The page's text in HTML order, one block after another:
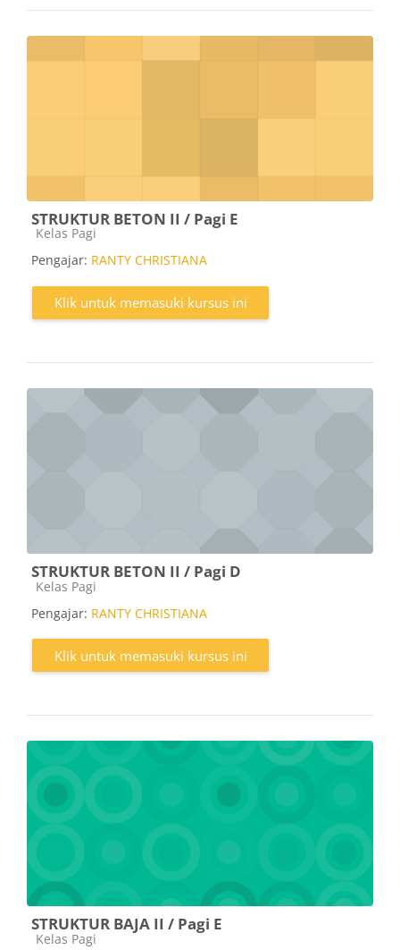
STRUKTUR BETON II / Pagi E
Kategori kursus
Kelas Pagi
Pengajar: RANTY CHRISTIANA
Klik untuk memasuki kursus ini
STRUKTUR BETON II / Pagi D
Kategori kursus
Kelas Pagi
Pengajar: RANTY CHRISTIANA
Klik untuk memasuki kursus ini
STRUKTUR BAJA II / Pagi E
Kategori kursus
Kelas Pagi